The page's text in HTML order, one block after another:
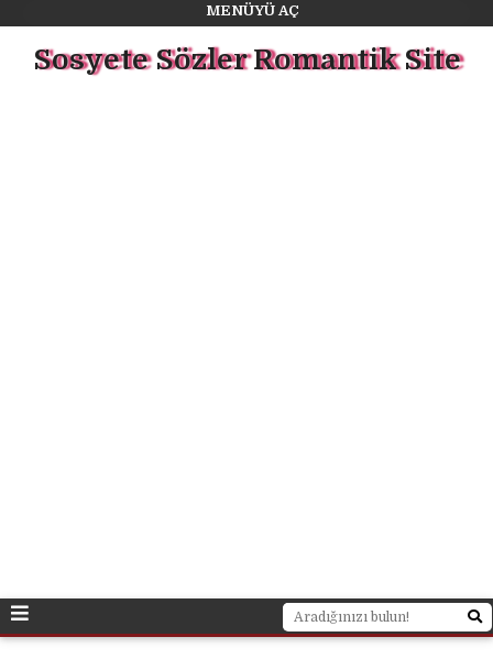
MENÜYÜ AÇ
Sosyete Sözler Romantik Site